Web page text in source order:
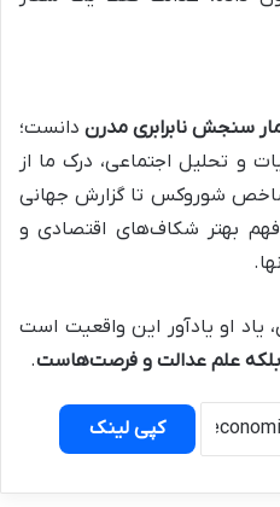
سنجش نابرابری مدرن دانست؛
و تحلیل اجتماعی، درک ما از
شاخص شوروکس تا گزارش جهانی
فهم بهتر شکاف‌های اقتصادی و
یاد او یادآور این واقعیت است
بلکه علم عدالت و فرصت‌هاست.
کپی لینک